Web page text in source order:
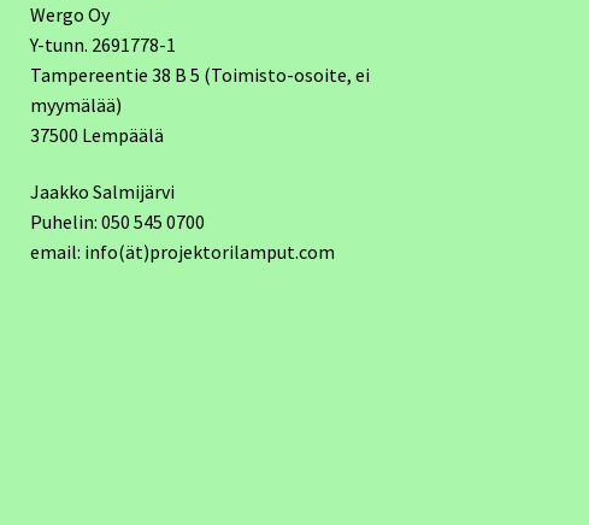
Wergo Oy
Y-tunn. 2691778-1
Tampereentie 38 B 5 (Toimisto-osoite, ei
myymälää)
37500 Lempäälä
Jaakko Salmijärvi
Puhelin: 050 545 0700
email: info(ät)projektorilamput.com